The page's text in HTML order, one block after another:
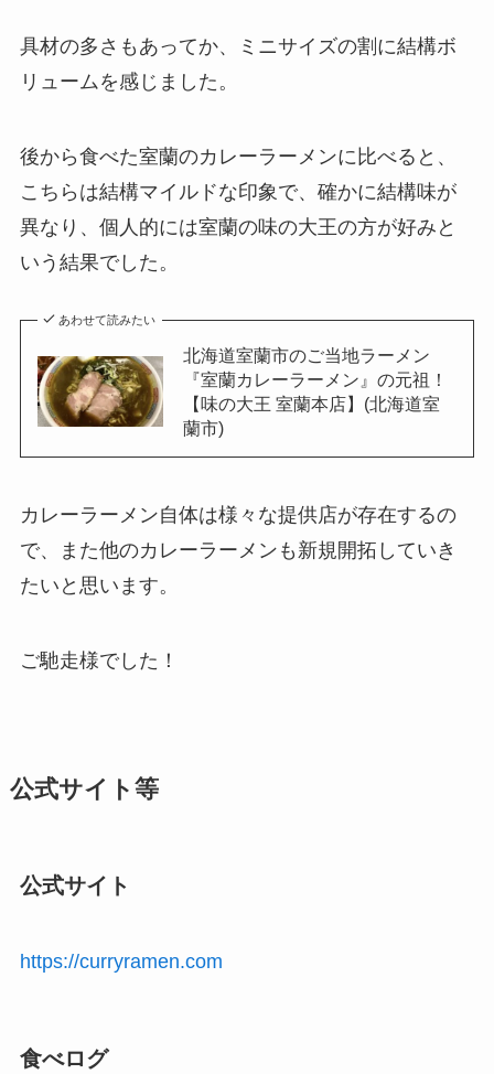
具材の多さもあってか、ミニサイズの割に結構ボ
リュームを感じました。
後から食べた室蘭のカレーラーメンに比べると、
こちらは結構マイルドな印象で、確かに結構味が
異なり、個人的には室蘭の味の大王の方が好みと
いう結果でした。
あわせて読みたい
北海道室蘭市のご当地ラーメン
『室蘭カレーラーメン』の元祖！
【味の大王 室蘭本店】(北海道室
蘭市)
カレーラーメン自体は様々な提供店が存在するの
で、また他のカレーラーメンも新規開拓していき
たいと思います。
ご馳走様でした！
公式サイト等
公式サイト
https://curryramen.com
食べログ